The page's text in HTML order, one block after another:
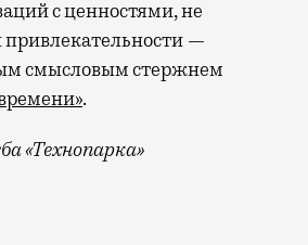
с ценностями, не
—
смысловым стержнем
.
«Технопарка»
техники редко выходят за